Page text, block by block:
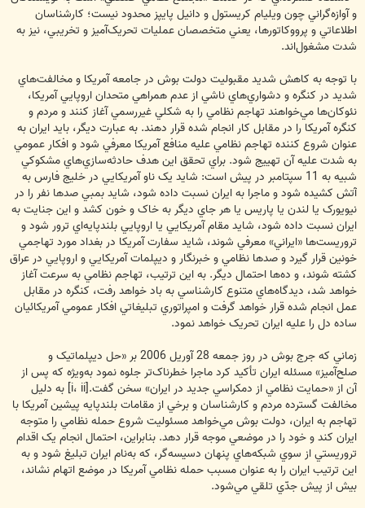
و آوازه‌گراني چون ويليام کريستول و دانيل پايپز محدود نيست؛ کارشناسان
اطلاعاتي و پرووکاتورها، يعني متخصصان عمليات تحريک‌آميز و تخريبي، نيز به
شدت مشغول‌اند.
با توجه به کاهش شديد مقبوليت دولت بوش در جامعه آمريکا و مخالفت‌هاي
شديد در کنگره و دشواري‌هاي ناشي از عدم همراهي متحدان اروپايي آمريکا،
نئوکان‌ها مي‌خواهند تهاجم نظامي را به شکلي غيررسمي آغاز کنند و مردم و
کنگره آمريکا را در مقابل کار انجام شده قرار دهند. به عبارت ديگر، بايد ايران به
عنوان شروع کننده تهاجم نظامي عليه منافع آمريکا معرفي شود و افکار عمومي
به شدت عليه آن تهييج شود. براي تحقق اين هدف حادثه‌سازي‌هاي مشکوکي
شبيه به 11 سپتامبر در پيش است: شايد يک ناو آمريکايي در خليج فارس به
آتش کشيده شود و ماجرا به ايران نسبت داده شود، شايد بمبي صدها نفر را در
نيويورک يا لندن يا پاريس يا هر جاي ديگر به خاک و خون کشد و اين جنايت به
ايران نسبت داده شود، شايد مقام آمريکايي يا اروپايي بلندپايه‌اي ترور شود و
تروريست‌ها «ايراني» معرفي شوند، شايد سفارت آمريکا در بغداد مورد تهاجمي
خونين قرار گيرد و صدها نظامي و خبرنگار و ديپلمات آمريکايي و اروپايي در عراق
کشته شوند، و ده‌ها احتمال ديگر. به اين ترتيب، تهاجم نظامي به سرعت آغاز
خواهد شد، ديدگاه‌هاي متنوع کارشناسي به باد خواهد رفت، کنگره در مقابل
عمل انجام شده قرار خواهد گرفت و امپراتوري تبليغاتي افکار عمومي آمريکائيان
ساده‎ دل را عليه ايران تحريک خواهد نمود.
زماني که جرج بوش در روز جمعه 28 آوريل 2006 بر «حل ديپلماتيک و
صلح‌آميز» مسئله ايران تأکيد کرد ماجرا خطرناک‌تر جلوه نمود به‌ويژه که پس از
آن از «حمايت نظامي از دمکراسي جديد در ايران» سخن گفت.[i، ii] به دليل
مخالفت گسترده مردم و کارشناسان و برخي از مقامات بلندپايه پيشين آمريکا با
تهاجم به ايران، دولت بوش مي‌خواهد مسئوليت شروع حمله نظامي را متوجه
ايران کند و خود را در موضعي موجه قرار دهد. بنابراين، احتمال انجام يک اقدام
تروريستي از سوي شبکه‌هاي پنهان دسيسه‌گر، که به‌نام ايران تبليغ شود و به
اين ترتيب ايران را به عنوان مسبب حمله نظامي آمريکا در موضع اتهام نشاند،
بيش از پيش جدّي تلقي مي‌شود.